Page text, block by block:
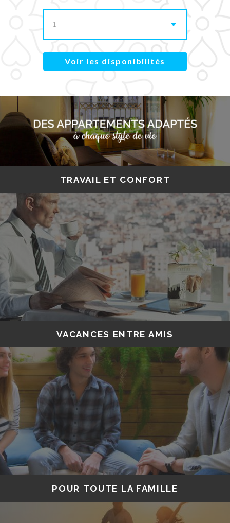
1
Voir les disponibilités
TRAVAIL ET CONFORT
#lameilleureaffaire
VACANCES ENTRE AMIS
#momentsinoubliables
POUR TOUTE LA FAMILLE